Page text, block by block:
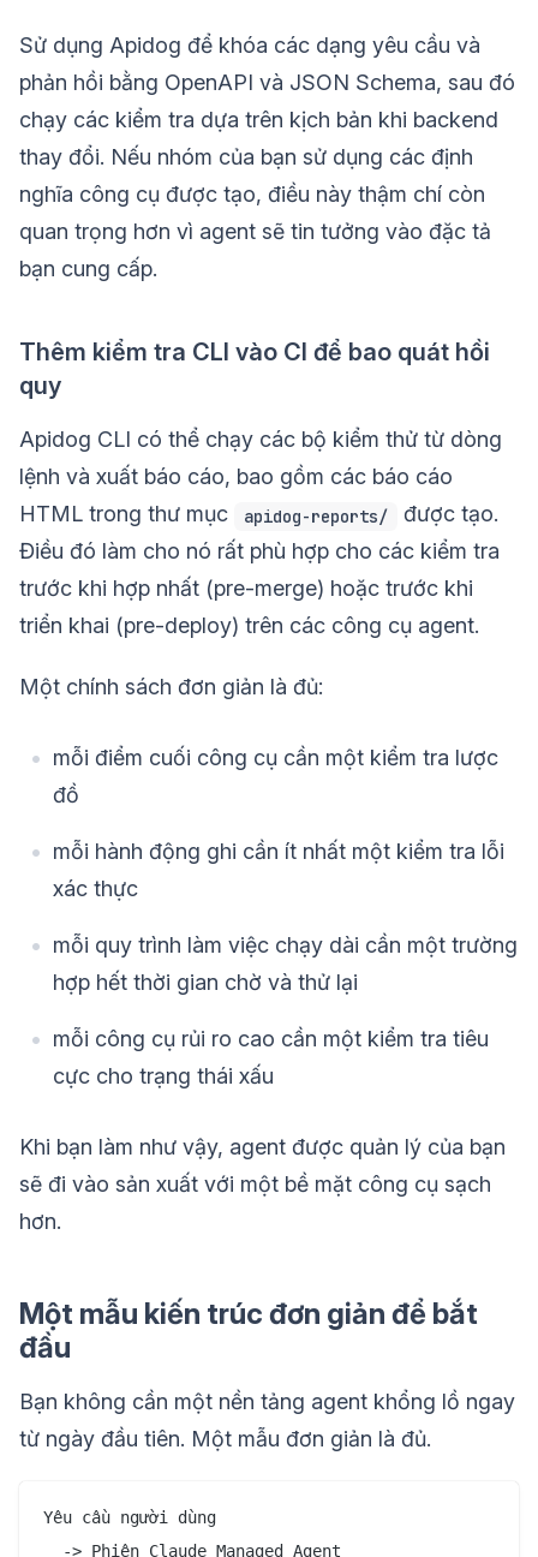
Sử dụng Apidog để khóa các dạng yêu cầu và
phản hồi bằng OpenAPI và JSON Schema, sau đó
chạy các kiểm tra dựa trên kịch bản khi backend
thay đổi. Nếu nhóm của bạn sử dụng các định
nghĩa công cụ được tạo, điều này thậm chí còn
quan trọng hơn vì agent sẽ tin tưởng vào đặc tả
bạn cung cấp.
Thêm kiểm tra CLI vào CI để bao quát hồi
quy
Apidog CLI có thể chạy các bộ kiểm thử từ dòng
lệnh và xuất báo cáo, bao gồm các báo cáo
HTML trong thư mục
apidog-reports/
được tạo.
Điều đó làm cho nó rất phù hợp cho các kiểm tra
trước khi hợp nhất (pre-merge) hoặc trước khi
triển khai (pre-deploy) trên các công cụ agent.
Một chính sách đơn giản là đủ:
mỗi điểm cuối công cụ cần một kiểm tra lược
đồ
mỗi hành động ghi cần ít nhất một kiểm tra lỗi
xác thực
mỗi quy trình làm việc chạy dài cần một trường
hợp hết thời gian chờ và thử lại
mỗi công cụ rủi ro cao cần một kiểm tra tiêu
cực cho trạng thái xấu
Khi bạn làm như vậy, agent được quản lý của bạn
sẽ đi vào sản xuất với một bề mặt công cụ sạch
hơn.
Một mẫu kiến trúc đơn giản để bắt
đầu
Bạn không cần một nền tảng agent khổng lồ ngay
từ ngày đầu tiên. Một mẫu đơn giản là đủ.
Yêu cầu người dùng
  -> Phiên Claude Managed Agent